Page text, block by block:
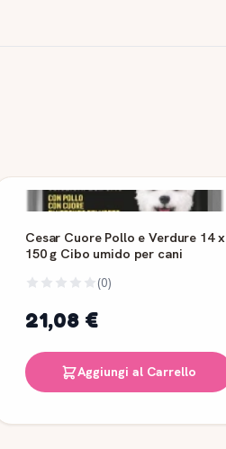
Cesar Cuore Pollo e Verdure 14 x
150 g Cibo umido per cani
(0)
21,08 €
Aggiungi al Carrello